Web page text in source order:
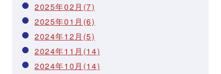
2025年02月(7)
2025年01月(6)
2024年12月(5)
2024年11月(14)
2024年10月(14)